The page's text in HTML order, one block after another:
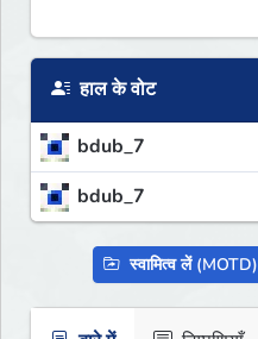
हाल के वोट
bdub_7
bdub_7
स्वामित्व लें (MOTD)